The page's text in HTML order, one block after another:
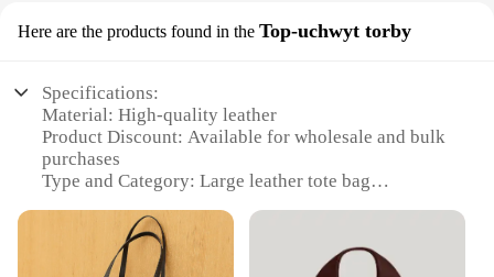
Here are the products found in the Top-uchwyt torby
Specifications:
Material: High-quality leather
Product Discount: Available for wholesale and bulk
purchases
Type and Category: Large leather tote bag
secure top handle
Usage and Purpose: Versatile for daily use, travel, or
as a stylish accessory